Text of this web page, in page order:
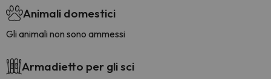
Animali domestici
Gli animali non sono ammessi
Armadietto per gli sci